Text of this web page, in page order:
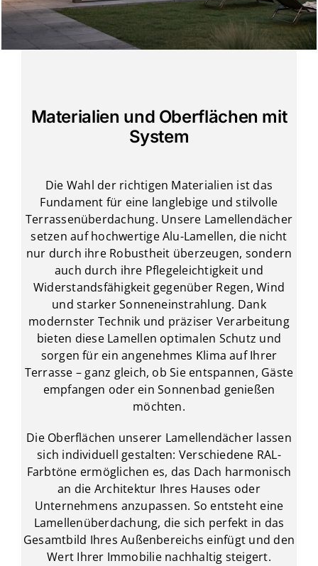
Materialien und Oberflächen mit
System
Die Wahl der richtigen Materialien ist das
Fundament für eine langlebige und stilvolle
Terrassenüberdachung. Unsere Lamellendächer
setzen auf hochwertige Alu-Lamellen, die nicht
nur durch ihre Robustheit überzeugen, sondern
auch durch ihre Pflegeleichtigkeit und
Widerstandsfähigkeit gegenüber Regen, Wind
und starker Sonneneinstrahlung. Dank
modernster Technik und präziser Verarbeitung
bieten diese Lamellen optimalen Schutz und
sorgen für ein angenehmes Klima auf Ihrer
Terrasse – ganz gleich, ob Sie entspannen, Gäste
empfangen oder ein Sonnenbad genießen
möchten.
Die Oberflächen unserer Lamellendächer lassen
sich individuell gestalten: Verschiedene RAL-
Farbtöne ermöglichen es, das Dach harmonisch
an die Architektur Ihres Hauses oder
Unternehmens anzupassen. So entsteht eine
Lamellenüberdachung, die sich perfekt in das
Gesamtbild Ihres Außenbereichs einfügt und den
Wert Ihrer Immobilie nachhaltig steigert.